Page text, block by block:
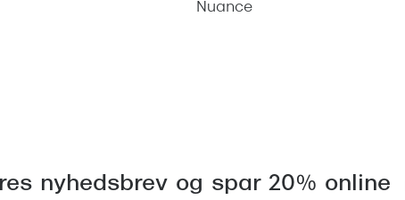
Nuance
nyhedsbrev og spar 20% online